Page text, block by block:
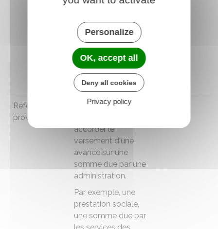
dommages qui
pourraient être
causés à un
immeuble par des
travaux voisins.
Référé
provision
Il s'agit de demander
accorder le
versement d'une
avance sur une
somme due par une
administration.
Par exemple, une
prestation sociale,
une somme due par
Personalize
OK, accept all
Deny all cookies
Privacy policy